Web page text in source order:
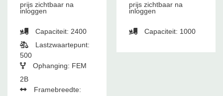
prijs zichtbaar na
inloggen
Capaciteit: 2400
Lastzwaartepunt:
500
Ophanging: FEM
2B
Framebreedte:
prijs zichtbaar na
inloggen
Capaciteit: 1000